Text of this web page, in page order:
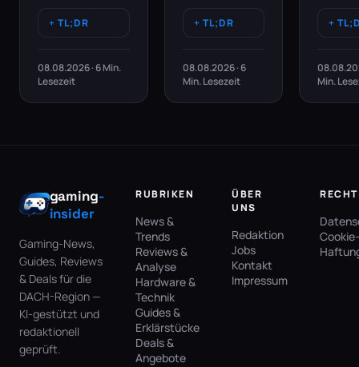
TL;DR
08.08.2026 · 6 Min.
Lesezeit
TL;DR
08.08.2026 · 6
Min. Lesezeit
Min.
gaming-
insider
Gaming-News,
Guides, Reviews
& Deals für die
DACH-Region —
KI-gestützt und
redaktionell
geprüft.
RUBRIKEN
News &
Trends
Reviews &
Analyse
Hardware &
Technik
Guides &
Erklärstücke
Deals &
Angebote
ÜBER
UNS
Redaktion
Jobs
Kontakt
Impressum